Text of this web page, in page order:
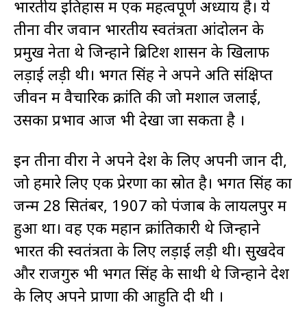
भारतीय इतिहास में एक महत्वपूर्ण अध्याय है। ये
तीनों वीर जवान भारतीय स्वतंत्रता आंदोलन के
प्रमुख नेता थे जिन्होंने ब्रिटिश शासन के खिलाफ
लड़ाई लड़ी थी। भगत सिंह ने अपने अति संक्षिप्त
जीवन में वैचारिक क्रांति की जो मशाल जलाई,
उसका प्रभाव आज भी देखा जा सकता है ।
इन तीनों वीरों ने अपने देश के लिए अपनी जान दी,
जो हमारे लिए एक प्रेरणा का स्रोत है। भगत सिंह का
जन्म 28 सितंबर, 1907 को पंजाब के लायलपुर में
हुआ था। वह एक महान क्रांतिकारी थे जिन्होंने
भारत की स्वतंत्रता के लिए लड़ाई लड़ी थी। सुखदेव
और राजगुरु भी भगत सिंह के साथी थे जिन्होंने देश
के लिए अपने प्राणों की आहुति दी थी ।